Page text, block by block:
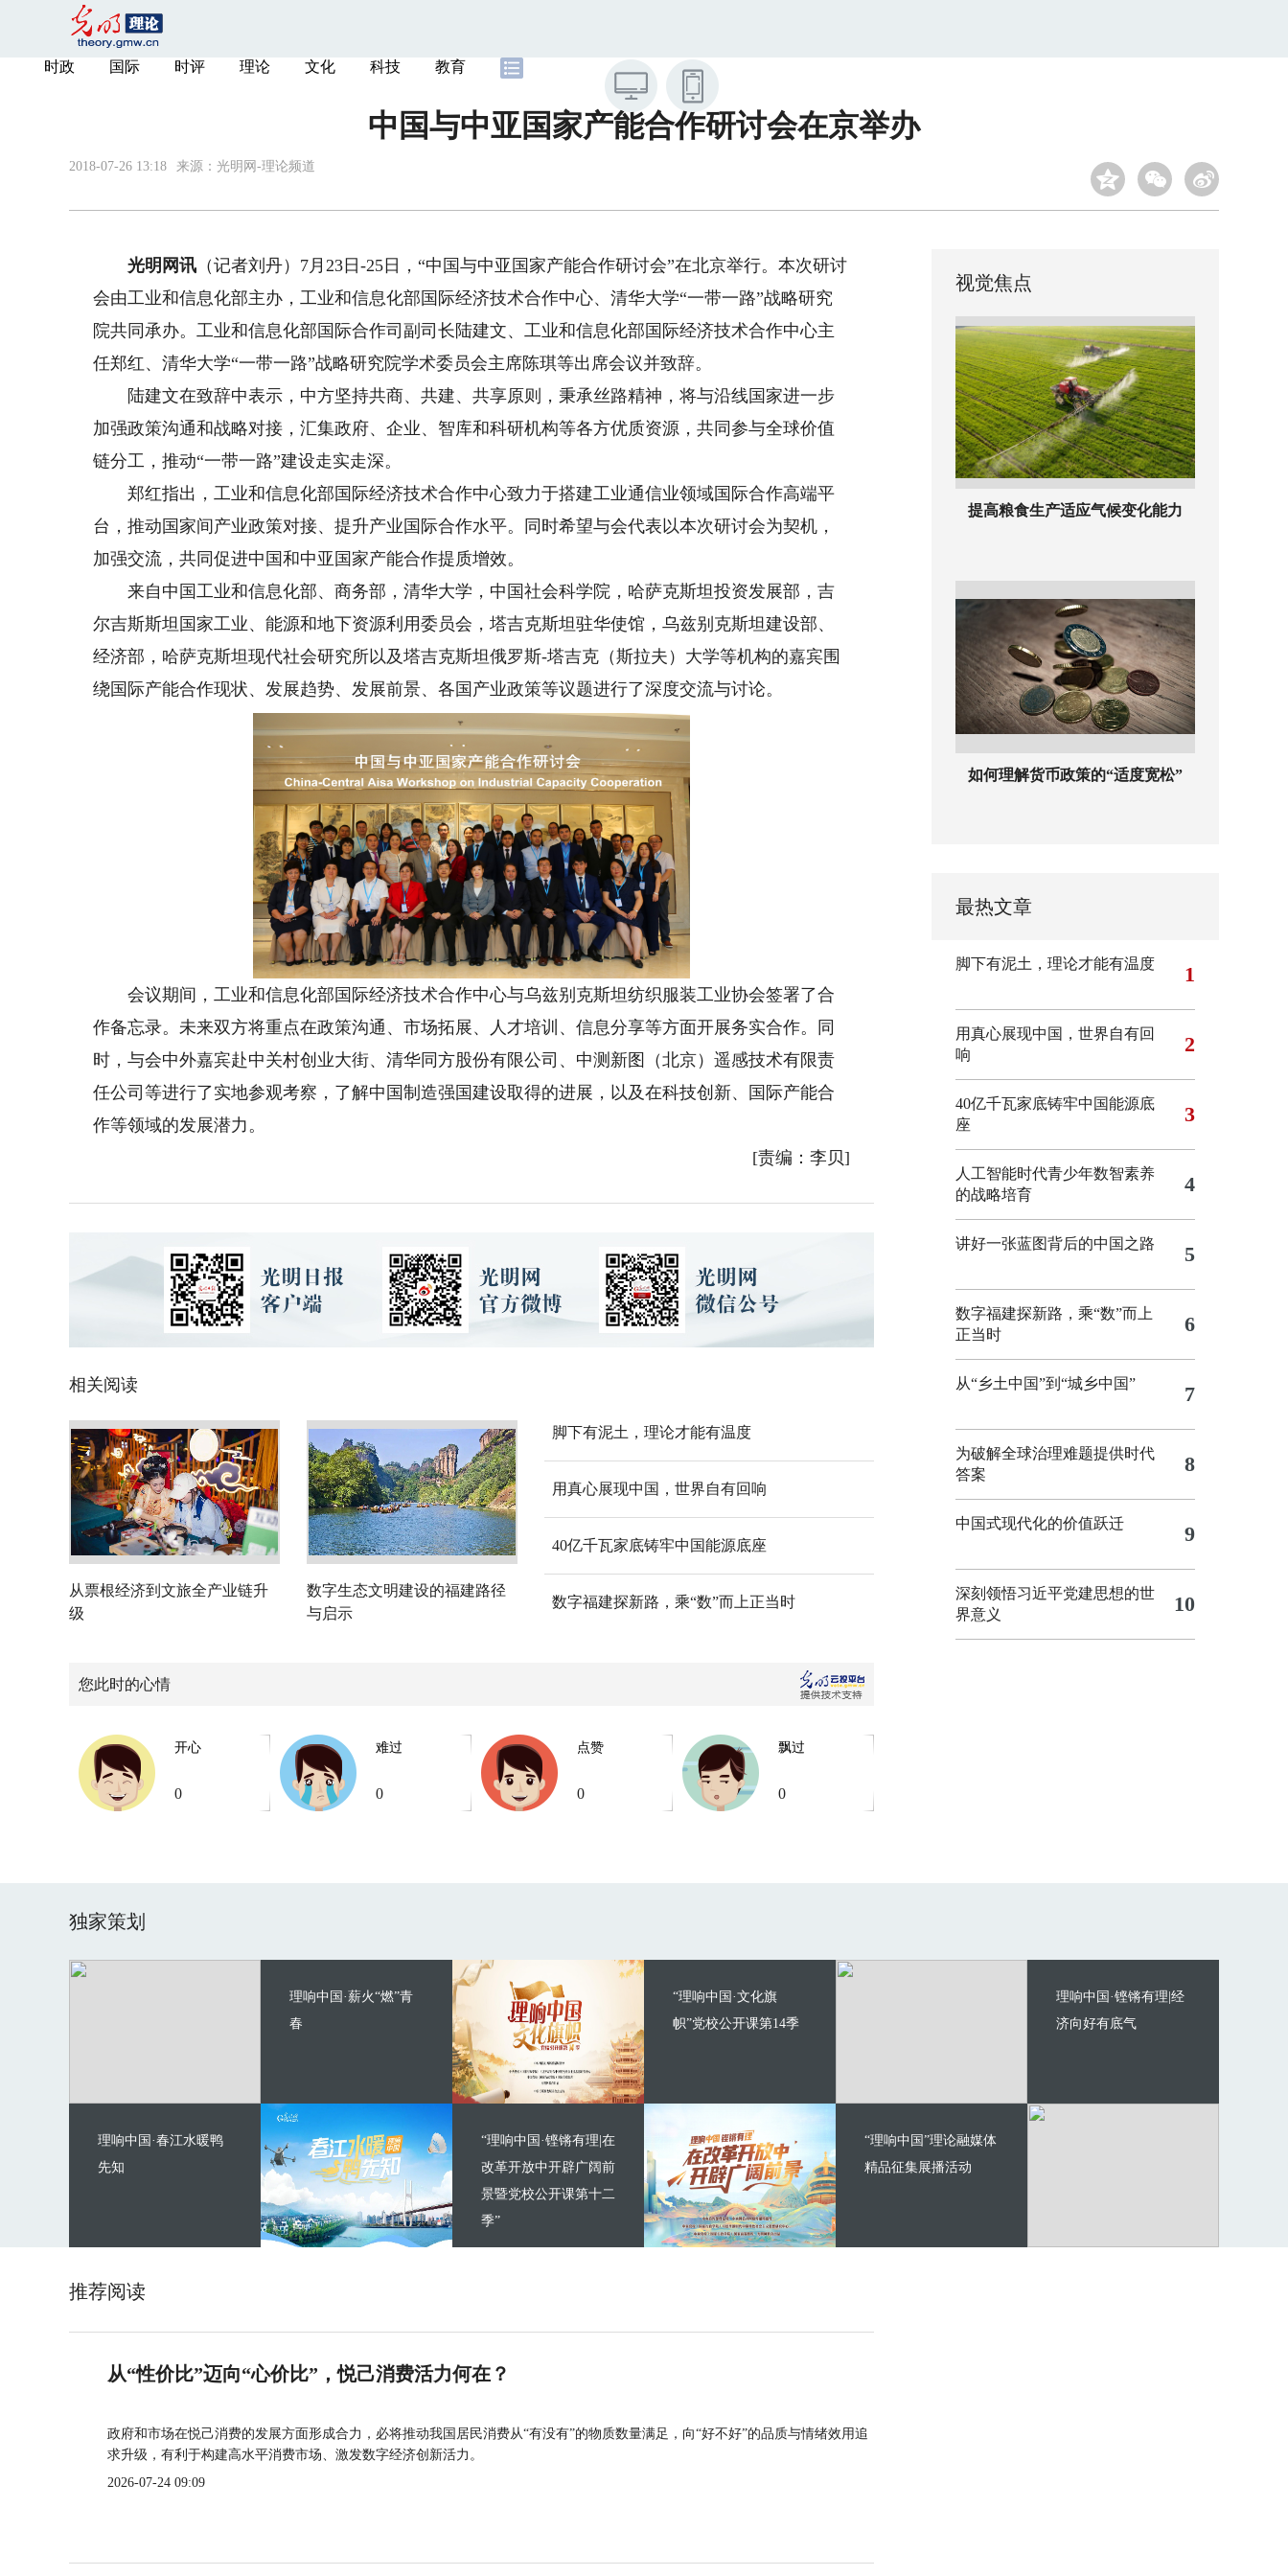
时政 国际 时评 理论 文化 科技 教育
中国与中亚国家产能合作研讨会在京举办
2018-07-26 13:18 来源： 光明网-理论频道
光明网讯 （记者刘丹）7月23日-25日，“中国与中亚国家产能合作研讨会”在北京举行。本次研讨
会由工业和信息化部主办，工业和信息化部国际经济技术合作中心、清华大学“一带一路”战略研究
院共同承办。工业和信息化部国际合作司副司长陆建文、工业和信息化部国际经济技术合作中心主
任郑红、清华大学“一带一路”战略研究院学术委员会主席陈琪等出席会议并致辞。
陆建文在致辞中表示，中方坚持共商、共建、共享原则，秉承丝路精神，将与沿线国家进一步
加强政策沟通和战略对接，汇集政府、企业、智库和科研机构等各方优质资源，共同参与全球价值
链分工，推动“一带一路”建设走实走深。
郑红指出，工业和信息化部国际经济技术合作中心致力于搭建工业通信业领域国际合作高端平
台，推动国家间产业政策对接、提升产业国际合作水平。同时希望与会代表以本次研讨会为契机，
加强交流，共同促进中国和中亚国家产能合作提质增效。
来自中国工业和信息化部、商务部，清华大学，中国社会科学院，哈萨克斯坦投资发展部，吉
尔吉斯斯坦国家工业、能源和地下资源利用委员会，塔吉克斯坦驻华使馆，乌兹别克斯坦建设部、
经济部，哈萨克斯坦现代社会研究所以及塔吉克斯坦俄罗斯-塔吉克（斯拉夫）大学等机构的嘉宾围
绕国际产能合作现状、发展趋势、发展前景、各国产业政策等议题进行了深度交流与讨论。
会议期间，工业和信息化部国际经济技术合作中心与乌兹别克斯坦纺织服装工业协会签署了合
作备忘录。未来双方将重点在政策沟通、市场拓展、人才培训、信息分享等方面开展务实合作。同
时，与会中外嘉宾赴中关村创业大街、清华同方股份有限公司、中测新图（北京）遥感技术有限责
任公司等进行了实地参观考察，了解中国制造强国建设取得的进展，以及在科技创新、国际产能合
作等领域的发展潜力。
[责编：李贝]
相关阅读
从票根经济到文旅全产业链升
级
数字生态文明建设的福建路径
与启示
脚下有泥土，理论才能有温度
用真心展现中国，世界自有回响
40亿千瓦家底铸牢中国能源底座
数字福建探新路，乘“数”而上正当时
您此时的心情
开心
0
难过
0
点赞
0
飘过
0
视觉焦点
提高粮食生产适应气候变化能力
如何理解货币政策的“适度宽松”
最热文章
脚下有泥土，理论才能有温度 1
用真心展现中国，世界自有回
响
2
40亿千瓦家底铸牢中国能源底
座
3
人工智能时代青少年数智素养
的战略培育
4
讲好一张蓝图背后的中国之路 5
数字福建探新路，乘“数”而上
正当时
6
从“乡土中国”到“城乡中国” 7
为破解全球治理难题提供时代
答案
8
中国式现代化的价值跃迁 9
深刻领悟习近平党建思想的世
界意义
10
独家策划
理响中国·薪火“燃”青
春
理响中国·春江水暖鸭
先知
“理响中国·文化旗
帜”党校公开课第14季
“理响中国·铿锵有理|在
改革开放中开辟广阔前
景暨党校公开课第十二
季”
理响中国·铿锵有理|经
济向好有底气
“理响中国”理论融媒体
精品征集展播活动
推荐阅读
从“性价比”迈向“心价比”，悦己消费活力何在？
政府和市场在悦己消费的发展方面形成合力，必将推动我国居民消费从“有没有”的物质数量满足，向“好不好”的品质与情绪效用追
求升级，有利于构建高水平消费市场、激发数字经济创新活力。
2026-07-24 09:09